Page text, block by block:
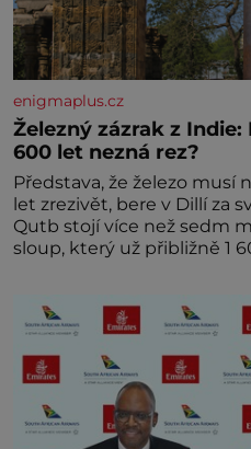
enigmaplus.cz
Železný zázrak z
600 let nezná rez?
Představa, že železo musí
let zrezivět, bere v Dillí za
Qutb stojí více než sedm
sloup, který už přibližně 1